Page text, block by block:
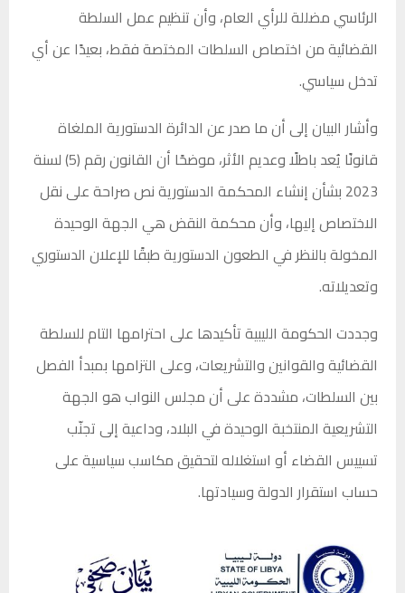
الرئاسيمضللة للرأي العام، وأن تنظيم عمل السلطة
القضائية من اختصاص السلطات المختصة فقط، بعيدًا عن أي
تدخل سياسي.
وأشار البيان إلى أن ما صدر عن الدائرة الدستورية الملغاة
قانونًا يُعد باطلًا وعديم الأثر
، موضحًا أن القانون رقم (5) لسنة
2023 بشأن إنشاء المحكمة الدستورية نص صراحة على نقل
الاختصاص إليها، وأنمحكمة النقضهي الجهة الوحيدة
المخولة بالنظر في الطعون الدستورية طبقًا للإعلان الدستوري
وتعديلاته.
وجددت الحكومة الليبية تأكيدها على احترامها التام للسلطة
القضائية والقوانين والتشريعات، وعلى التزامها بمبدأ الفصل
بين السلطات، مشددة على أن مجلس النواب هو الجهة
التشريعية المنتخبة الوحيدة في البلاد، وداعية إلى تجنّب
تسييس القضاء أو استغلاله لتحقيق مكاسب سياسية على
حساب استقرار الدولة وسيادتها.